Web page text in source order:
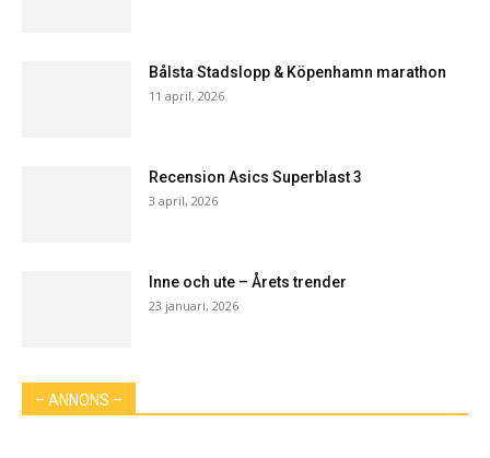
Bålsta Stadslopp & Köpenhamn marathon
11 april, 2026
Recension Asics Superblast 3
3 april, 2026
Inne och ute – Årets trender
23 januari, 2026
– ANNONS –